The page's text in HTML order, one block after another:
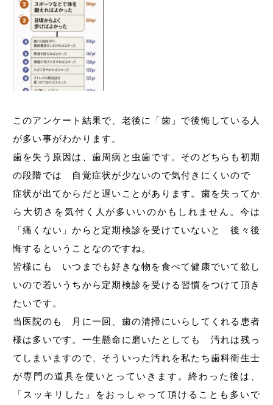
このアンケート結果で、老後に「歯」で後悔している人
が多い事がわかります。
歯を失う原因は、歯周病と虫歯です。そのどちらも初期
の段階では 自覚症状が少ないので気付きにくいので
症状が出てからだと遅いことがあります。歯を失ってか
ら大切さを気付く人が多いいのかもしれません。今は
「痛くない」からと定期検診を受けていないと 後々後
悔するということなのですね。
皆様にも いつまでも好きな物を食べて健康でいて欲し
いので若いうちから定期検診を受ける習慣をつけて頂き
たいです。
当医院のも 月に一回、歯の清掃にいらしてくれる患者
様は多いです。一生懸命に磨いたとしても 汚れは残っ
てしまいますので、そういった汚れを私たち歯科衛生士
が専門の道具を使いとっていきます。終わった後は、
「スッキリした」をおっしゃって頂けることも多いで